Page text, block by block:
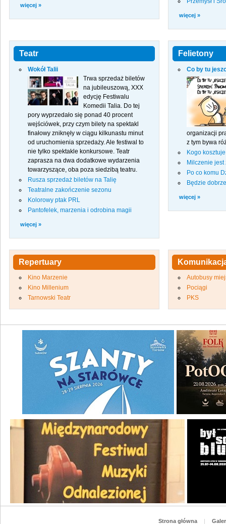
więcej »
więcej »
Teatr
Wokół Talii
Trwa sprzedaż biletów
na jubileuszową, XXX
edycję Festiwalu
Komedii Talia. Do tej
pory wyprzedało się ponad 40 procent
wejściówek, przy czym bilety na spektakl
finałowy zniknęły w ciągu kilkunastu minut
od uruchomienia sprzedaży. Ale festiwal to
nie tylko spektakle konkursowe. Teatr
zaprasza na dwa dodatkowe wydarzenia
towarzyszące, oba poza siedzibą teatru.
Rusza sprzedaż biletów na Talię
Teatralne zakończenie sezonu
Kolorowy ptak PRL
Pantofelek, marzenia i odrobina magii
więcej »
Felietony
Co by tu
organizacji
z tym bywa
Kogo
Milczenie jest
Po co komu
Będzie
więcej »
Repertuary
Kino Marzenie
Kino Millenium
Tarnowski Teatr
Autobusy
Pociągi
PKS
Strona główna |